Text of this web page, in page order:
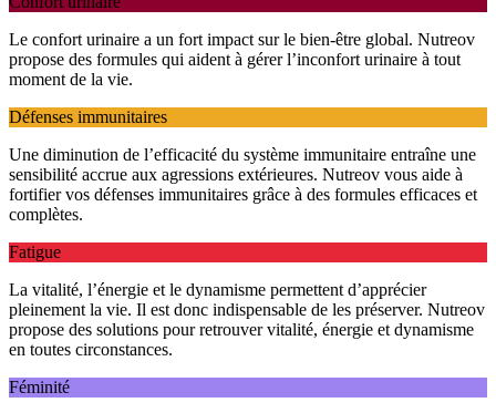
Le confort urinaire a un fort impact sur le bien-être global. Nutreov
propose des formules qui aident à gérer l’inconfort urinaire à tout
moment de la vie.
Défenses immunitaires
Une diminution de l’efficacité du système immunitaire entraîne une
sensibilité accrue aux agressions extérieures. Nutreov vous aide à
fortifier vos défenses immunitaires grâce à des formules efficaces et
complètes.
Fatigue
La vitalité, l’énergie et le dynamisme permettent d’apprécier
pleinement la vie. Il est donc indispensable de les préserver. Nutreov
propose des solutions pour retrouver vitalité, énergie et dynamisme
en toutes circonstances.
Féminité